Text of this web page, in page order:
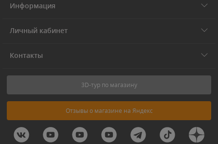
Информация
Личный кабинет
Контакты
3D-тур по магазину
Отзывы о магазине на Яндекс